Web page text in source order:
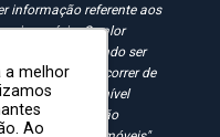
informação referente aos
prévio. O valor
podendo ser
Pode ocorrer de
mais disponível
feitas pelo site não
a melhor
Ao